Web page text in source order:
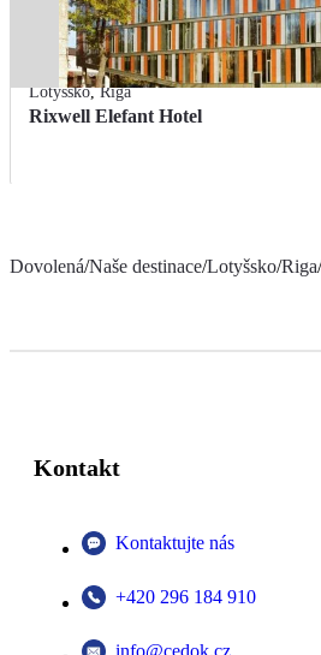
Lotyšsko,Riga
Rixwell Elefant Hotel
Dovolená/Naše destinace/Lotyšsko/Riga/
Kontakt
Kontaktujte nás
+420 296 184 910